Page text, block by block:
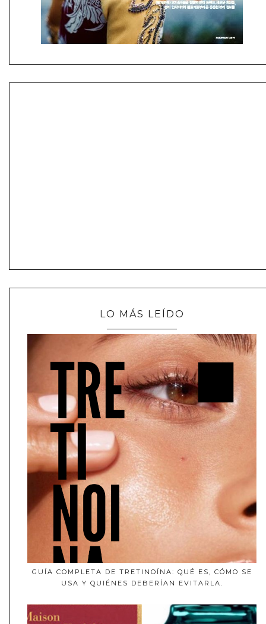
LO MÁS LEÍDO
GUÍA COMPLETA DE TRETINOÍNA: QUÉ ES, CÓMO SE
USA Y QUIÉNES DEBERÍAN EVITARLA.